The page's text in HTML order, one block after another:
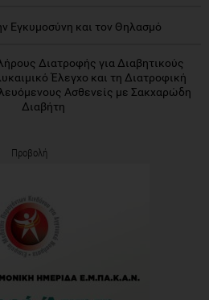
Εγκυμοσύνη και τον Θηλασμό
Διατροφής για Διαβητικούς
Έλεγχο και τη Διατροφική
Ασθενείς με Σακχαρώδη
Διαβήτη
Προβολή